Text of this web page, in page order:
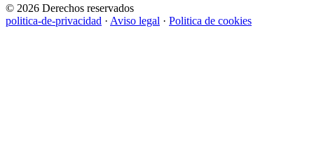
© 2026 Derechos reservados
politica-de-privacidad · Aviso legal · Politica de cookies